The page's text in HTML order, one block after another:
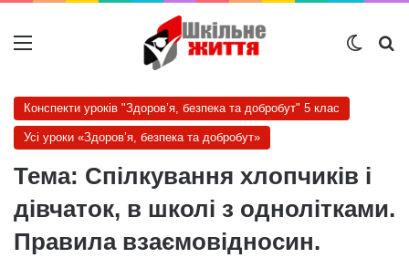
Меню
Конспекти уроків "Здоров’я, безпека та добробут" 5 клас
Усі уроки «Здоров’я, безпека та добробут»
Тема: Спілкування хлопчиків і
дівчаток, в школі з однолітками.
Правила взаємовідносин.